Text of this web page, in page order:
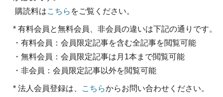
購読料はこちら をご覧ください。
* 有料会員と無料会員、非会員の違いは下記の通りです。
・有料会員：会員限定記事を含む全記事を閲覧可能
・無料会員：会員限定記事は月1本まで閲覧可能
・非会員：会員限定記事以外を閲覧可能
* 法人会員登録は、 こちらからお問い合わせください。